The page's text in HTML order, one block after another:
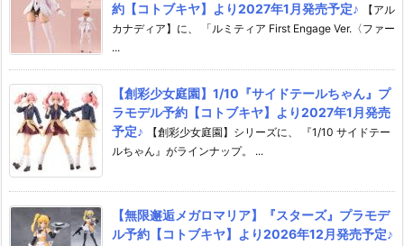
約【コトブキヤ】より2027年1月発売予定♪
【アル
カナディア】に、 「ルミティア First Engage Ver.〈ファー
...
【創彩少女庭園】1/10『サイドテールちゃん』プ
ラモデル予約【コトブキヤ】より2027年1月発売
予定♪
【創彩少女庭園】シリーズに、 『1/10 サイドテー
ルちゃん』がラインナップ。 ...
【無限邂逅メガロマリア】『スターズ』プラモデ
ル予約【コトブキヤ】より2026年12月発売予定♪